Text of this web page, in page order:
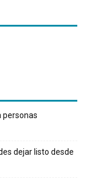
personas
dejar listo desde